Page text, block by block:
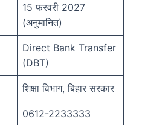
15 फरवरी 2027
(अनुमानित)
Direct Bank Transfer
(DBT)
शिक्षा विभाग, बिहार सरकार
0612-2233333